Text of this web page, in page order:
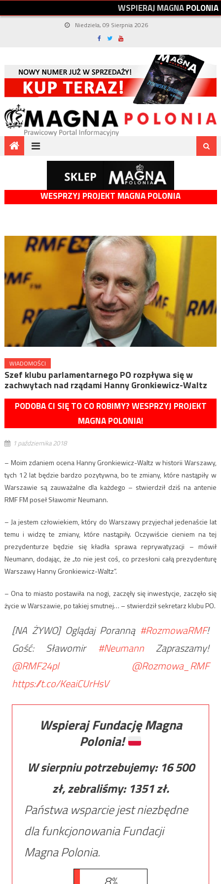
WSPIERAJMAGNAPOLONIA
Niedziela, 09 Sierpnia 2026
WESPRZYJ PROJEKT MAGNA POLONIA
WIADOMOŚCI
Szef klubu parlamentarnego PO rozpływa się w
zachwytach nad rządami Hanny Gronkiewicz-Waltz
PODOBA CI SIĘ TO CO ROBIMY? WESPRZYJ PROJEKT
MAGNA POLONIA!
1 października 2018
– Moim zdaniem ocena Hanny Gronkiewicz-Waltz w historii Warszawy,
tych 12 lat będzie bardzo pozytywna, bo te zmiany, które nastąpiły w
Warszawie są zauważalne dla każdego – stwierdził dziś na antenie
RMF FM poseł Sławomir Neumann.
– Ja jestem człowiekiem, który do Warszawy przyjechał jedenaście lat
temu i widzę te zmiany, które nastąpiły. Oczywiście cieniem na tej
prezydenturze będzie się kładła sprawa reprywatyzacji – mówił
Neumann, dodając, że „to nie jest coś, co przesłoni całą prezydenturę
Warszawy Hanny Gronkiewicz-Waltz”.
– Ona to miasto postawiła na nogi, zaczęły się inwestycje, zaczęło się
życie w Warszawie, po takiej smutnej… – stwierdził sekretarz klubu PO.
[NA ŻYWO] Oglądaj Poranną #RozmowaRMF!
Gość: Sławomir #NeumannZapraszamy!
@RMF24pl
@Rozmowa_RMF
https://t.co/KeaiCUrHsV
Wspieraj Fundację Magna
Polonia!
W sierpniu potrzebujemy: 16 500
zł, zebraliśmy: 1351zł.
Państwa wsparcie jest niezbędne
dla funkcjonowania Fundacji
Magna Polonia.